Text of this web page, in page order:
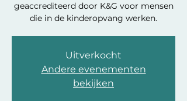
geaccrediteerd door K&G voor mensen
die in de kinderopvang werken.
Uitverkocht
Andere evenementen
bekijken